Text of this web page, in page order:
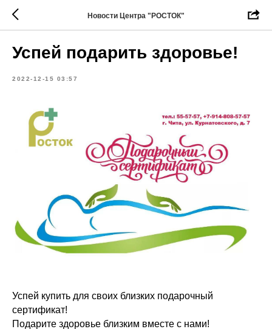
Новости Центра "РОСТОК"
Успей подарить здоровье!
2022-12-15 03:57
Успей купить для своих близких подарочный
сертификат!
Подарите здоровье близким вместе с нами!